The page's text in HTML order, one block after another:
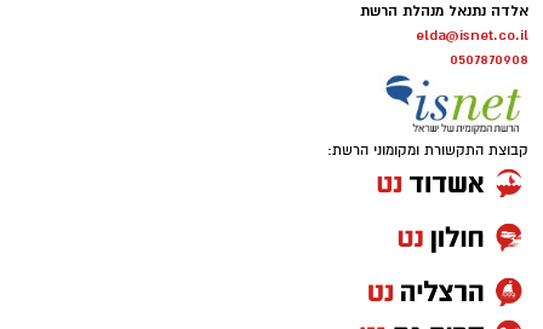
אלדה נתנאל מנהלת הרשת
elda@isnet.co.il
0507870908
קבוצת התקשורת ומקומוני הרשת: